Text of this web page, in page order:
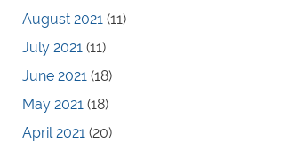
August 2021 (11)
July 2021 (11)
June 2021 (18)
May 2021 (18)
April 2021 (20)